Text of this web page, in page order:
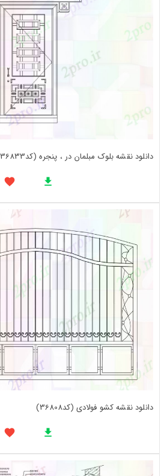
دانلود نقشه بلوک مبلمان در ، پنجره (کد36833)
دانلود نقشه کشو فولادی (کد36808)